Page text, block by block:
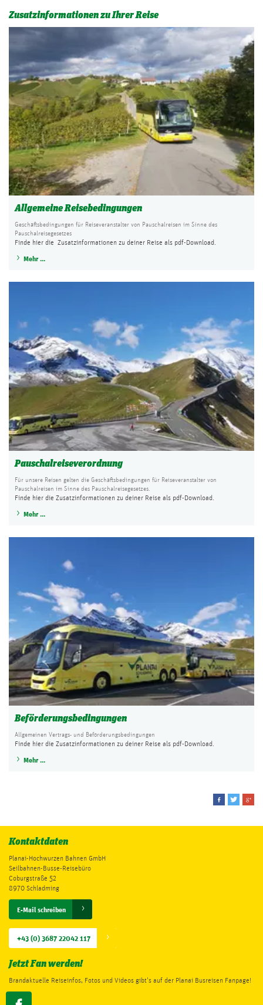
Zusatzinformationen zu Ihrer Reise
Allgemeine Reisebedingungen
Geschäftsbedingungen für Reiseveranstalter von Pauschalreisen im Sinne des
Pauschalreisegesetzes
Finde hier die Zusatzinformationen zu deiner Reise als pdf-Download.
Mehr ...
Pauschalreiseverordnung
Für unsere Reisen gelten die Geschäftsbedingungen für Reiseveranstalter von
Pauschalreisen im Sinne des Pauschalreisegesetzes.
Finde hier die Zusatzinformationen zu deiner Reise als pdf-Download.
Mehr ...
Beförderungsbedingungen
Allgemeinen Vertrags- und Beförderungsbedingungen
Finde hier die Zusatzinformationen zu deiner Reise als pdf-Download.
Mehr ...
Kontaktdaten
Planai-Hochwurzen Bahnen GmbH
Seilbahnen-Busse-Reisebüro
Coburgstraße 52
8970 Schladming
E-Mail schreiben
+43 (0) 3687 22042 117
Jetzt Fan werden!
Brandaktuelle Reiseinfos, Fotos und Videos gibt's auf der Planai Busreisen Fanpage!